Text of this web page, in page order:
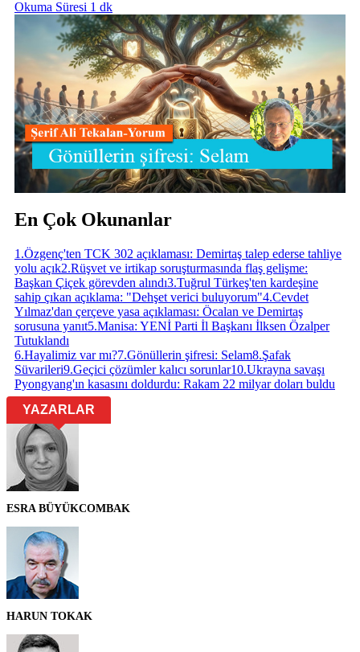
Okuma Süresi 1 dk
En Çok Okunanlar
1 .Özgenç'ten TCK 302 açıklaması: Demirtaş talep ederse tahliye
yolu açık2.Rüşvet ve irtikap soruşturmasında flaş gelişme:
Başkan Çiçek görevden alındı3.Tuğrul Türkeş'ten kardeşine
sahip çıkan açıklama: "Dehşet verici buluyorum"4.Cevdet
Yılmaz'dan çerçeve yasa açıklaması: Öcalan ve Demirtaş
sorusuna yanıt5.Manisa: YENİ Parti İl Başkanı İlksen Özalper
Tutuklandı
6.Hayalimiz var mı?7.Gönüllerin şifresi: Selam8.Şafak
Süvarileri9.Geçici çözümler kalıcı sorunlar10.Ukrayna savaşı
Pyongyang'ın kasasını doldurdu: Rakam 22 milyar doları buldu
YAZARLAR
ESRA BÜYÜKCOMBAK
HARUN TOKAK